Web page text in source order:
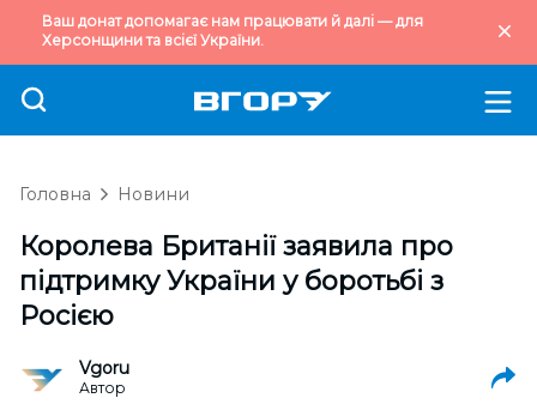
Ваш донат допомагає нам працювати й далі — для
Херсонщини та всієї України.
Головна Новини
Королева Британії заявила про
підтримку України у боротьбі з
Росією
Vgoru
Автор